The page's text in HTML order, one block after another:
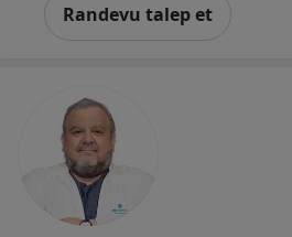
Randevu talep et